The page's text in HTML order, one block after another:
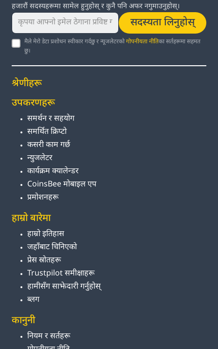
हजारौं सदस्यहरूमा सामेल हुनुहोस् र कुनै पनि अफर नगुमाउनुहोस्।
सदस्यता लिनुहोस्
मैले मेरो डेटा प्रशोधन स्वीकार गर्दछु र न्यूजलेटरकोगोपनीयता नीतिका सर्तहरूमा सहमत
छु।
श्रेणीहरू
उपकरणहरू
समर्थन र सहयोग
समर्थित क्रिप्टो
कसरी काम गर्छ
न्युजलेटर
कार्यक्रम क्यालेन्डर
CoinsBee मोबाइल एप
प्रमोशनहरू
हाम्रो बारेमा
हाम्रो इतिहास
जहाँबाट चिनिएको
प्रेस स्रोतहरू
Trustpilot समीक्षाहरू
हामीसँग साझेदारी गर्नुहोस्
ब्लग
कानुनी
नियम र सर्तहरू